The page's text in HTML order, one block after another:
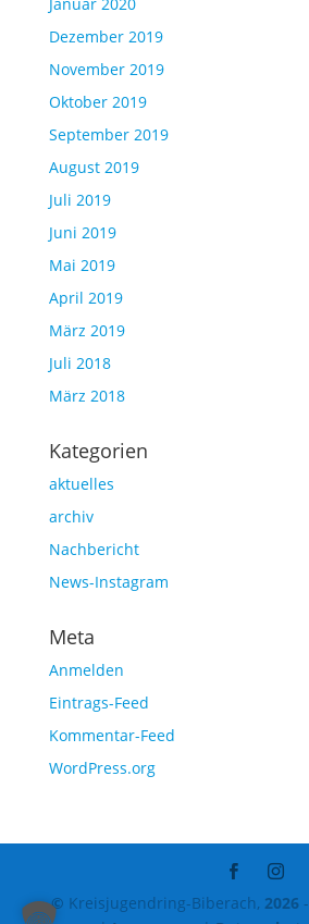
Dezember 2019
November 2019
Oktober 2019
September 2019
August 2019
Juli 2019
Juni 2019
Mai 2019
April 2019
März 2019
Juli 2018
März 2018
Kategorien
aktuelles
archiv
Nachbericht
News-Instagram
Meta
Anmelden
Eintrags-Feed
Kommentar-Feed
WordPress.org
© Kreisjugendring-Biberach, 2026-